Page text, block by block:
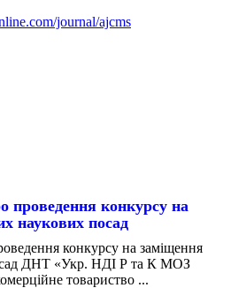
journal/ajcms
конкурсу на
наукових посад
конкурсу на заміщення
ДНТ «Укр. НДІ Р та К МОЗ
товариство ...